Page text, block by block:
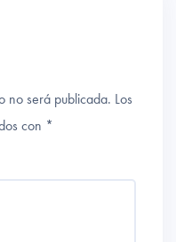
no será publicada. Los
con *